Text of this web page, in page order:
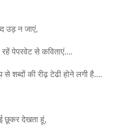
उड़ न जाएं,
रहें पेपरवेट से कविताएं....
से शब्दों की रीढ़ टेढी होने लगी है....
छूकर देखता हूं,